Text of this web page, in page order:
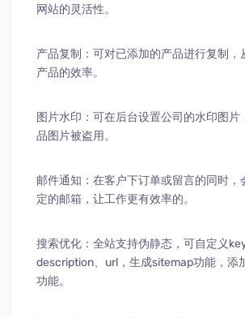
网站的灵活性。
产品复制：可对已添加的产品进行复制，
产品的效率。
图片水印：可在后台设置公司的水印图片
品图片被盗用。
邮件通知：在客户下订单或留言的同时，
定的邮箱，让工作更有效率的。
搜索优化：全站支持伪静态，可自定义
description、url，生成sitemap功能，添
功能。